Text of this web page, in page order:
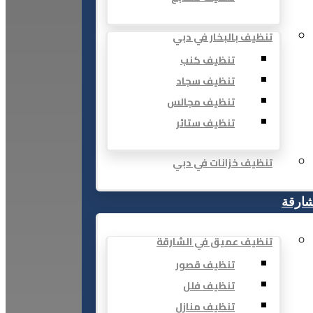
تنظيف بالبخار في دبي
تنظيف كنب
تنظيف سجاد
تنظيف مجالس
تنظيف ستائر
تنظيف خزانات في دبي
تنظيف عميق في الشارقة
تنظيف قصور
تنظيف فلل
تنظيف منازل